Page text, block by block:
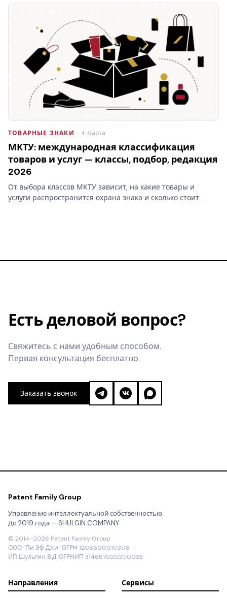
Разбираем этапы процедуры, документы, пошлины и
ТОВАРНЫЕ ЗНАКИ · 4 марта
МКТУ: международная классификация
товаров и услуг — классы, подбор, редакция
2026
От выбора классов МКТУ зависит, на какие товары и
услуги распространится охрана знака и сколько стоит
Есть деловой вопрос?
Свяжитесь с нами удобным способом.
Первая консультация бесплатно.
Заказать звонок
Patent Family Group
Управление интеллектуальной собственностью.
До 2019 года — SHULGIN.COMPANY
© 2014–2026 Patent Family Group
ООО "Пи Эф Джи" ОГРН 1206600010308
ИП Шульгин В.Д. ОГРНИП 314667020200033
Направления Сервисы